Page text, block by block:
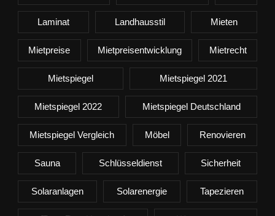
Laminat Landhausstil Mieten
Mietpreise Mietpreisentwicklung Mietrecht
Mietspiegel Mietspiegel 2021
Mietspiegel 2022 Mietspiegel Deutschland
Mietspiegel Vergleich Möbel Renovieren
Sauna Schlüsseldienst Sicherheit
Solaranlagen Solarenergie Tapezieren